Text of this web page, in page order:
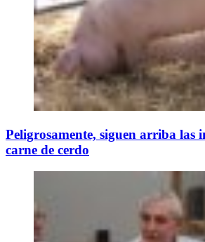
Peligrosamente, siguen arriba las
carne de cerdo